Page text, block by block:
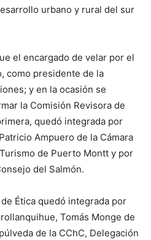
urbano y rural del sur
el encargado de velar por el
como presidente de la
y en la ocasión se
la Comisión Revisora de
quedó integrada por
Ampuero de la Cámara
de Puerto Montt y por
del Salmón.
Ética quedó integrada por
Tomás Monge de
de la CChC, Delegación